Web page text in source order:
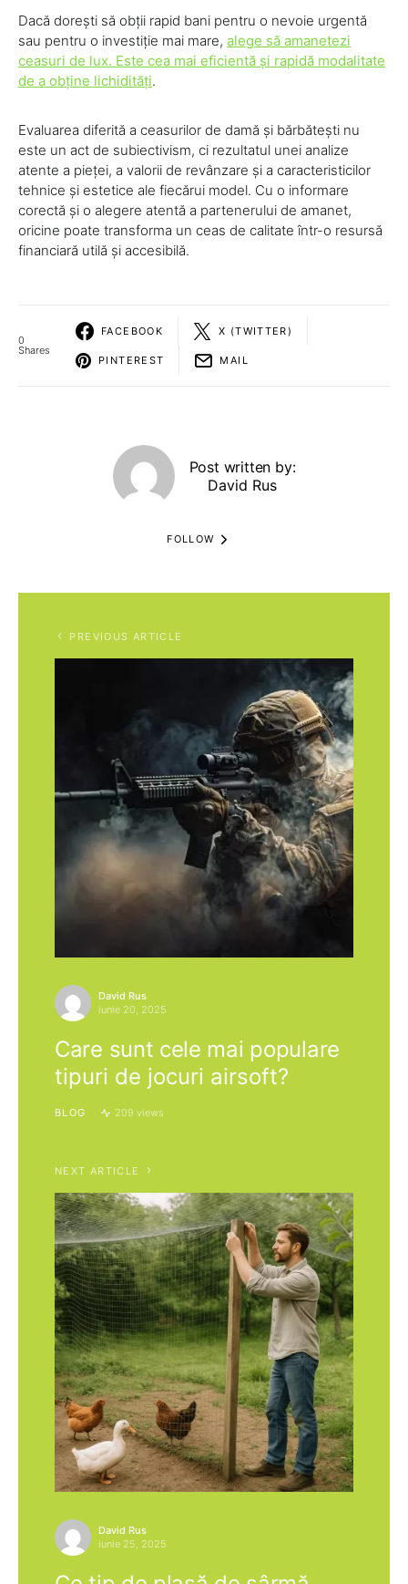
Dacă dorești să obții rapid bani pentru o nevoie urgentă
sau pentru o investiție mai mare, alege să amanetezi
ceasuri de lux. Este cea mai eficientă și rapidă modalitate
de a obține lichidități.
Evaluarea diferită a ceasurilor de damă și bărbătești nu
este un act de subiectivism, ci rezultatul unei analize
atente a pieței, a valorii de revânzare și a caracteristicilor
tehnice și estetice ale fiecărui model. Cu o informare
corectă și o alegere atentă a partenerului de amanet,
oricine poate transforma un ceas de calitate într-o resursă
financiară utilă și accesibilă.
0
Shares
FACEBOOK X (TWITTER)
PINTEREST MAIL
Post written by:
David Rus
FOLLOW
PREVIOUS ARTICLE
David Rus
iunie 20, 2025
Care sunt cele mai populare
tipuri de jocuri airsoft?
BLOG 209 views
NEXT ARTICLE
David Rus
iunie 25, 2025